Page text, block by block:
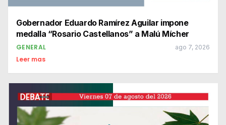
Gobernador Eduardo Ramírez Aguilar impone
medalla “Rosario Castellanos” a Malú Mícher
GENERAL ago 7, 2026
Leer mas